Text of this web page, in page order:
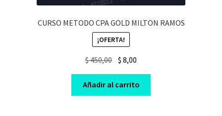
CURSO METODO CPA GOLD MILTON RAMOS
¡OFERTA!
$450,00 Original
was:
$ 450,00.
$ 8,00
is:
$ 8,00.
Añadir al carrito